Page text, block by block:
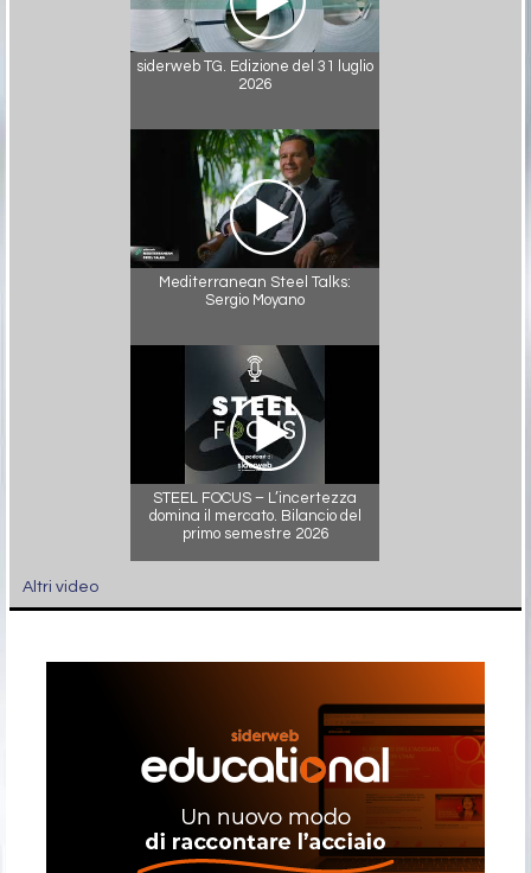
siderweb TG. Edizione del 31 luglio
2026
Mediterranean Steel Talks:
Sergio Moyano
STEEL FOCUS – L’incertezza
domina il mercato. Bilancio del
primo semestre 2026
Altri video